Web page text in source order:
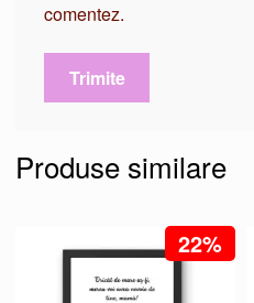
comentez.
Produse similare
22%